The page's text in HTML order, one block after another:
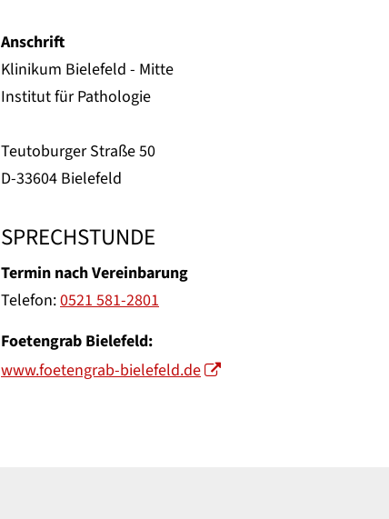
Anschrift
Klinikum Bielefeld - Mitte
Institut für Pathologie
Teutoburger Straße 50
D-33604 Bielefeld
SPRECHSTUNDE
Termin nach Vereinbarung
Telefon:0521 581-2801
Foetengrab Bielefeld:
www.foetengrab-bielefeld.de